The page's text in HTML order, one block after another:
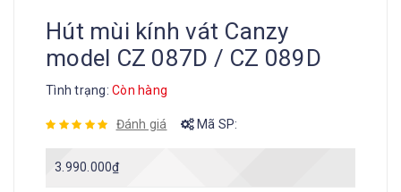
Hút mùi kính vát Canzy
model CZ 087D / CZ 089D
Tình trạng: Còn hàng
Đánh giá Mã SP:
3.990.000₫